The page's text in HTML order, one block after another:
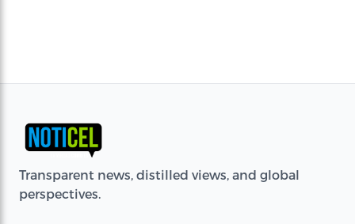
Transparent news, distilled views, and global
perspectives.